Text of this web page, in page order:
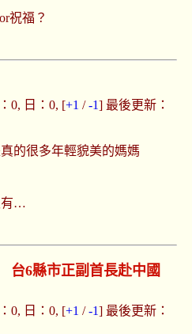
祝福？
0, 日：0, [+1 /-1] 最後更新：
的很多年輕貌美的媽媽
有…
6縣市正副首長赴中國
0, 日：0, [+1 /-1] 最後更新：